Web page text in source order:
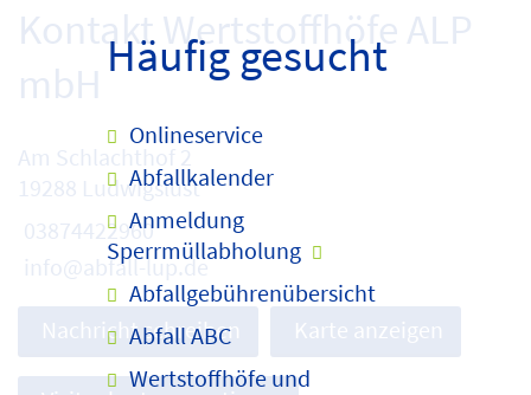
Häufig gesucht
Onlineservice
Abfallkalender
Anmeldung
Sperrmüllabholung
Abfallgebührenübersicht
Abfall ABC
Wertstoffhöfe und
Kontakt Wertstoffhöfe ALP
mbH
Am Schlachthof 2
19288 Ludwigslust
03874422960
info@abfall-lup.de
Nachricht schreiben Karte anzeigen